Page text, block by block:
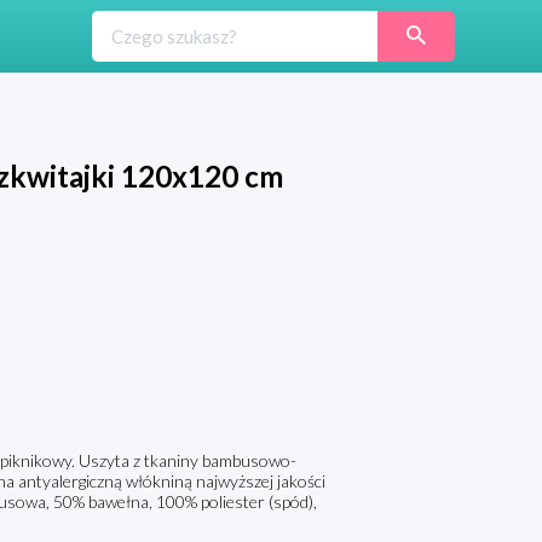
120x120 cm
Uszyta z tkaniny bambusowo-
antyalergiczną włókniną najwyższej jakości
50% bawełna, 100% poliester (spód),